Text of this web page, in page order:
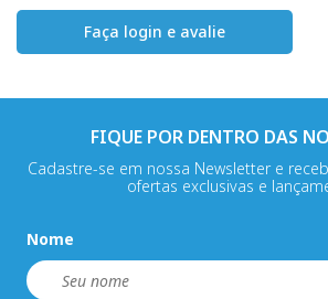
Faça login e avalie
FIQUE POR DENTRO DAS
Cadastre-se em nossa Newsletter e
ofertas exclusivas e
Nome